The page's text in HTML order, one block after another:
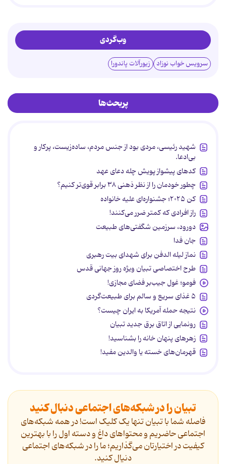
وب‌گردی
سرویس خواب نوزاد زیورآلات پاندورا
پربحث‌ها
شهید رئیسی، مردی بود از جنس مردم، ساده‌زیست، پرکار و
بی‌ادعا.
کدهای پیشواز پویش چله دعای عهد
چطور خودمان را از نظر ذهنی ۳۸ برابر قوی‌تر کنیم؟
کن ۲۰۲۵؛ جشنواره‌ای علیه خانواده
راز افرادی که کمتر ضرر می‌کنند!
دورود، سرزمین شگفتی‌های طبیعت
جان فدا
نماز لیله الدفن برای شهدای بیت رهبری
طرح اختصاصی تبیان ویژه روز جهانی قدس
فومو؛ غول جیب‌بر فضای مجازی!
۵ غذای سریع و سالم برای طبیعت‌گردی
نتیجه حمله آمریکا به ایران چیست؟
رونمایی از اتاق برق جدید تبیان
زهرهای پنهان خانه را بشناسید!
قهرمان‌های خسته یا والدین مفید!
تبیان را در شبکه‌های اجتماعی دنبال کنید
فاصله شما با تبیان تنها یک کلیک است! در همه شبکه‌های
اجتماعی حاضریم و محتواهای داغ و دسته اول را با بهترین
کیفیت در اختیارتان می‌گذاریم؛ ما را در شبکه‌های اجتماعی
دنیال کنید.